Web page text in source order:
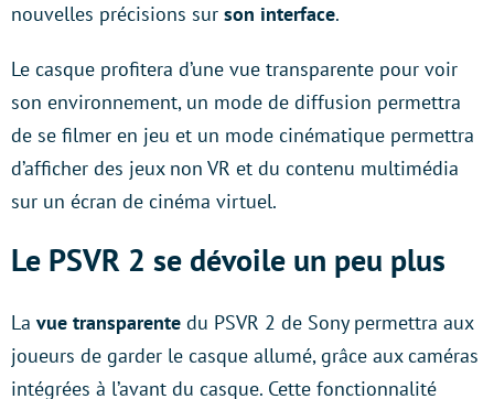
nouvelles précisions sur son interface.
Le casque profitera d’une vue transparente pour voir
son environnement, un mode de diffusion permettra
de se filmer en jeu et un mode cinématique permettra
d’afficher des jeux non VR et du contenu multimédia
sur un écran de cinéma virtuel.
Le PSVR 2 se dévoile un peu plus
La vue transparente du PSVR 2 de Sony permettra aux
joueurs de garder le casque allumé, grâce aux caméras
intégrées à l’avant du casque. Cette fonctionnalité